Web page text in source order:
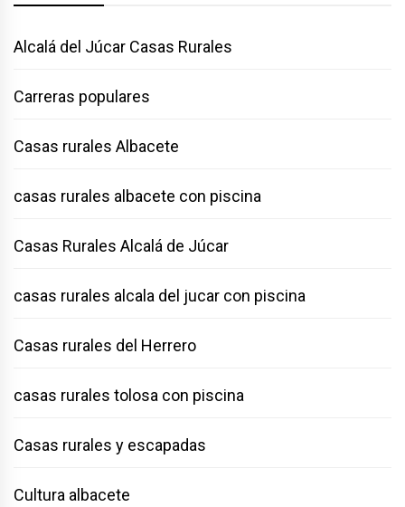
Alcalá del Júcar Casas Rurales
Carreras populares
Casas rurales Albacete
casas rurales albacete con piscina
Casas Rurales Alcalá de Júcar
casas rurales alcala del jucar con piscina
Casas rurales del Herrero
casas rurales tolosa con piscina
Casas rurales y escapadas
Cultura albacete